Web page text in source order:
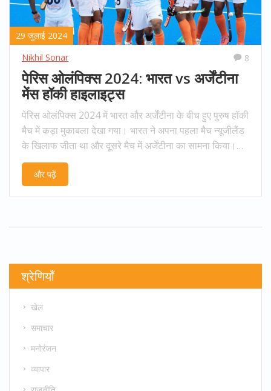
29 जुलाई 2024
Nikhil Sonar
8
पेरिस ओलंपिक्स 2024: भारत vs अर्जेंटीना
मेंस हॉकी हाइलाइट्स
पेरिस ओलंपिक्स 2024 में भारत और अर्जेंटीना के बीच हुए पुरुष हॉकी
मैच में कड़ा मुकाबला देखा गया। भारत ने अपना पहला मैच न्यूजीलैंड
के खिलाफ जीता था और दूसरे मैच में अर्जेंटीना का सामना किया।
अर्जेंटीना ने पहले हाफ में बढ़त बनाई पर आखिर में भारतीय टीम ने हार
से बचकर 1-1 की बराबरी पर मैच को समाप्त किया।
और पढ़ें
श्रेणियाँ
खेल
समाचार
मनोरंजन
व्यापार